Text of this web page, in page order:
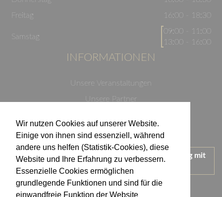
Wir nutzen Cookies auf unserer Website.
Einige von ihnen sind essenziell, während
andere uns helfen (Statistik-Cookies), diese
Website und Ihre Erfahrung zu verbessern.
Essenzielle Cookies ermöglichen
grundlegende Funktionen und sind für die
einwandfreie Funktion der Website
Freitag
16:00 - 18:30
Samstag
09:00 - 11:00
13:00 - 16:00
INFORMATIONEN
Unsere Veranstaltungen
Unsere Partner
Impressum
Wir treten für einen verantwortungsvollen Umgang mit
Alkohol ein.
KONTAKT